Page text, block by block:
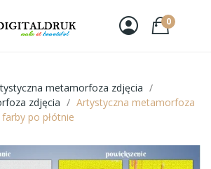
0
metamorfoza zdjęcia
zdjęcia
Artystyczna metamorfoza
po płótnie